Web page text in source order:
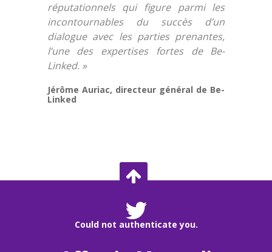
réputationnels qui figure parmi les
incontournables du succès d’un
dialogue avec les parties prenantes,
l’une des expertises fortes de Be-
Linked. »
Jérôme Auriac, directeur général de Be-
Linked
Could not authenticate you.